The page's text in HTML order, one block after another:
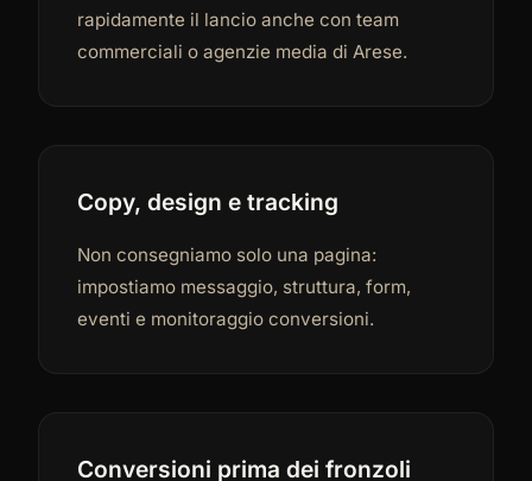
rapidamente il lancio anche con team
commerciali o agenzie media di Arese.
Copy, design e tracking
Non consegniamo solo una pagina:
impostiamo messaggio, struttura, form,
eventi e monitoraggio conversioni.
Conversioni prima dei fronzoli